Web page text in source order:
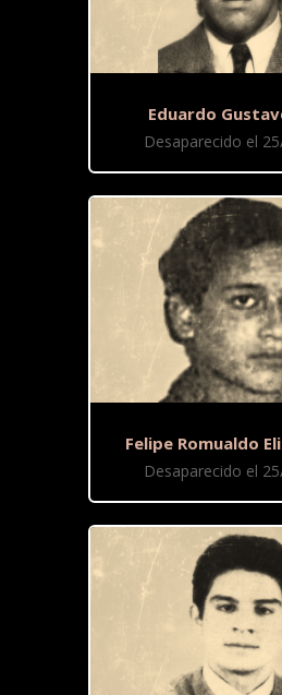
Eduardo
Desaparecido el
Felipe Romualdo
Desaparecido el